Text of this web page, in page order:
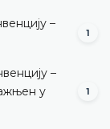
–
1
–
у
1